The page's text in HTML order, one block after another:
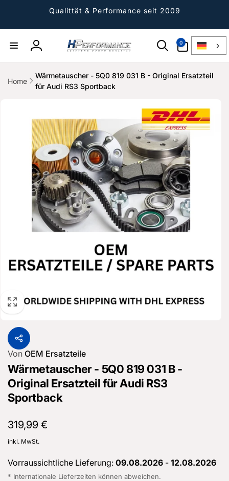
Qualittät & Performance seit 2009
Einloggen
0
Artikel
Home
Wärmetauscher - 5Q0 819 031 B - Original Ersatzteil
für Audi RS3 Sportback
Von OEM Ersatzteile
Wärmetauscher - 5Q0 819 031 B -
Original Ersatzteil für Audi RS3
Sportback
Normaler
Preis
319,99 €
inkl. MwSt.
Vorraussichtliche Lieferung: 09.08.2026 - 12.08.2026
* Internationale Lieferzeiten können abweichen.